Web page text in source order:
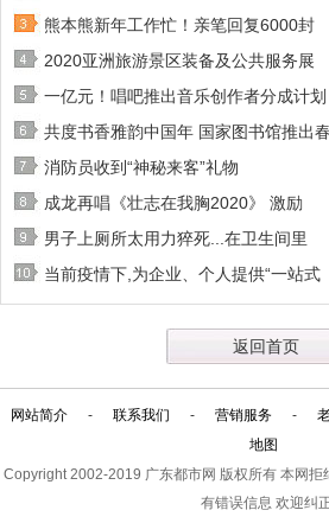
熊本熊新年工作忙！亲笔回复6000封
2020亚洲旅游景区装备及公共服务展
一亿元！唱吧推出音乐创作者分成计划
共度书香雅韵中国年 国家图书馆推出春
消防员收到“神秘来客”礼物
成龙再唱《壮志在我胸2020》 激励
男子上厕所太用力猝死...在卫生间里
当前疫情下,为企业、个人提供“一站式
返回首页
网站简介 - 联系我们 - 营销服务 -
地图
Copyright 2002-2019 广东都市网 版权所有 本网拒
有错误信息 欢迎纠